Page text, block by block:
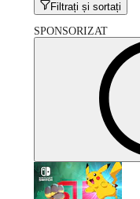
Filtrați și sortați
SPONSORIZAT